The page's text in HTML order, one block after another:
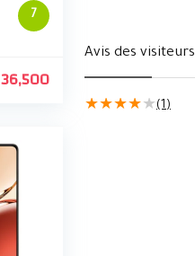
7
36,500
Avis des visiteurs
★★★★★ (1)